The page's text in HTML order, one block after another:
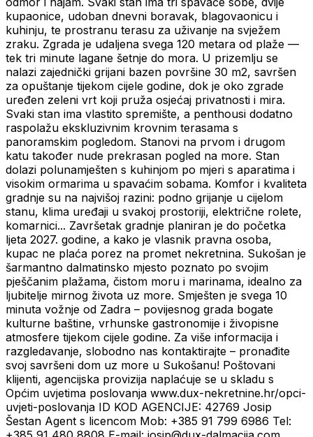
kupaonice, udoban dnevni boravak, blagovaonicu i
kuhinju, te prostranu terasu za uživanje na svježem
zraku. Zgrada je udaljena svega 120 metara od plaže —
tek tri minute lagane šetnje do mora. U prizemlju se
nalazi zajednički grijani bazen površine 30 m2, savršen
za opuštanje tijekom cijele godine, dok je oko zgrade
uređen zeleni vrt koji pruža osjećaj privatnosti i mira.
Svaki stan ima vlastito spremište, a penthousi dodatno
raspolažu ekskluzivnim krovnim terasama s
panoramskim pogledom. Stanovi na prvom i drugom
katu također nude prekrasan pogled na more. Stan
dolazi polunamješten s kuhinjom po mjeri s aparatima i
visokim ormarima u spavaćim sobama. Komfor i kvaliteta
gradnje su na najvišoj razini: podno grijanje u cijelom
stanu, klima uređaji u svakoj prostoriji, električne rolete,
komarnici... Završetak gradnje planiran je do početka
ljeta 2027. godine, a kako je vlasnik pravna osoba,
kupac ne plaća porez na promet nekretnina. Sukošan je
šarmantno dalmatinsko mjesto poznato po svojim
pješčanim plažama, čistom moru i marinama, idealno za
ljubitelje mirnog života uz more. Smješten je svega 10
minuta vožnje od Zadra – povijesnog grada bogate
kulturne baštine, vrhunske gastronomije i živopisne
atmosfere tijekom cijele godine. Za više informacija i
razgledavanje, slobodno nas kontaktirajte – pronađite
svoj savršeni dom uz more u Sukošanu! Poštovani
klijenti, agencijska provizija naplaćuje se u skladu s
Općim uvjetima poslovanja www.dux-nekretnine.hr/opci-
uvjeti-poslovanja ID KOD AGENCIJE: 42769 Josip
Šestan Agent s licencom Mob: +385 91 799 6986 Tel: